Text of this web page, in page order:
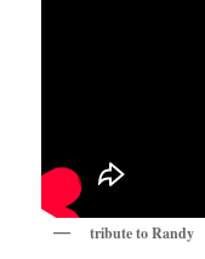
tribute to Randy